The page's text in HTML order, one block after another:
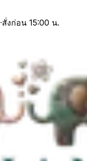
·สั่งก่อน 15:00 น.